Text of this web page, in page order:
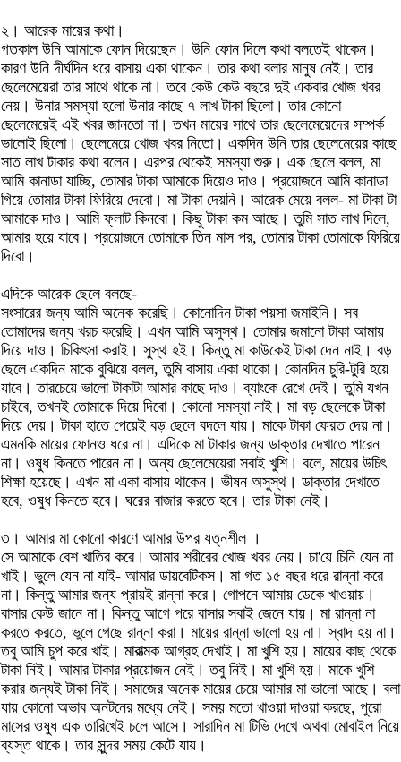
২। আরেক মায়ের কথা।
গতকাল উনি আমাকে ফোন দিয়েছেন। উনি ফোন দিলে কথা বলতেই থাকেন।
কারণ উনি দীর্ঘদিন ধরে বাসায় একা থাকেন। তার কথা বলার মানুষ নেই। তার
ছেলেমেয়েরা তার সাথে থাকে না। তবে কেউ কেউ বছরে দুই একবার খোজ খবর
নেয়। উনার সমস্যা হলো উনার কাছে ৭ লাখ টাকা ছিলো। তার কোনো
ছেলেমেয়েই এই খবর জানতো না। তখন মায়ের সাথে তার ছেলেমেয়েদের সম্পর্ক
ভালোই ছিলো। ছেলেমেয়ে খোজ খবর নিতো। একদিন উনি তার ছেলেমেয়ের কাছে
সাত লাখ টাকার কথা বলেন। এরপর থেকেই সমস্যা শুরু। এক ছেলে বলল, মা
আমি কানাডা যাচ্ছি, তোমার টাকা আমাকে দিয়েও দাও। প্রয়োজনে আমি কানাডা
গিয়ে তোমার টাকা ফিরিয়ে দেবো। মা টাকা দেয়নি। আরেক মেয়ে বলল- মা টাকা টা
আমাকে দাও। আমি ফ্লাট কিনবো। কিছু টাকা কম আছে। তুমি সাত লাখ দিলে,
আমার হয়ে যাবে। প্রয়োজনে তোমাকে তিন মাস পর, তোমার টাকা তোমাকে ফিরিয়ে
দিবো।
এদিকে আরেক ছেলে বলছে-
সংসারের জন্য আমি অনেক করেছি। কোনোদিন টাকা পয়সা জমাইনি। সব
তোমাদের জন্য খরচ করেছি। এখন আমি অসুস্থ। তোমার জমানো টাকা আমায়
দিয়ে দাও। চিকিৎসা করাই। সুস্থ হই। কিন্তু মা কাউকেই টাকা দেন নাই। বড়
ছেলে একদিন মাকে বুঝিয়ে বলল, তুমি বাসায় একা থাকো। কোনদিন চুরি-টুরি হয়ে
যাবে। তারচেয়ে ভালো টাকাটা আমার কাছে দাও। ব্যাংকে রেখে দেই। তুমি যখন
চাইবে, তখনই তোমাকে দিয়ে দিবো। কোনো সমস্যা নাই। মা বড় ছেলেকে টাকা
দিয়ে দেয়। টাকা হাতে পেয়েই বড় ছেলে বদলে যায়। মাকে টাকা ফেরত দেয় না।
এমনকি মায়ের ফোনও ধরে না। এদিকে মা টাকার জন্য ডাক্তার দেখাতে পারেন
না। ওষুধ কিনতে পারেন না। অন্য ছেলেমেয়েরা সবাই খুশি। বলে, মায়ের উচিৎ
শিক্ষা হয়েছে। এখন মা একা বাসায় থাকেন। ভীষন অসুস্থ। ডাক্তার দেখাতে
হবে, ওষুধ কিনতে হবে। ঘরের বাজার করতে হবে। তার টাকা নেই।
৩। আমার মা কোনো কারণে আমার উপর যত্নশীল ।
সে আমাকে বেশ খাতির করে। আমার শরীরের খোজ খবর নেয়। চা'য়ে চিনি যেন না
খাই। ভুলে যেন না যাই- আমার ডায়বেটিকস। মা গত ১৫ বছর ধরে রান্না করে
না। কিন্তু আমার জন্য প্রায়ই রান্না করে। গোপনে আমায় ডেকে খাওয়ায়।
বাসার কেউ জানে না। কিন্তু আগে পরে বাসার সবাই জেনে যায়। মা রান্না না
করতে করতে, ভুলে গেছে রান্না করা। মায়ের রান্না ভালো হয় না। স্বাদ হয় না।
তবু আমি চুপ করে খাই। মারাত্মক আগ্রহ দেখাই। মা খুশি হয়। মায়ের কাছ থেকে
টাকা নিই। আমার টাকার প্রয়োজন নেই। তবু নিই। মা খুশি হয়। মাকে খুশি
করার জন্যই টাকা নিই। সমাজের অনেক মায়ের চেয়ে আমার মা ভালো আছে। বলা
যায় কোনো অভাব অনটনের মধ্যে নেই। সময় মতো খাওয়া দাওয়া করছে, পুরো
মাসের ওষুধ এক তারিখেই চলে আসে। সারাদিন মা টিভি দেখে অথবা মোবাইল নিয়ে
ব্যস্ত থাকে। তার সুন্দর সময় কেটে যায়।